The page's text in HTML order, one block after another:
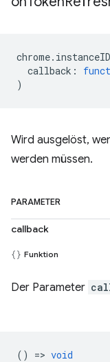
chrome. instanceID
callback :
)
Wird ausgelöst,
werden müssen.
PARAMETER
callback
Funktion
Der Parameter
() => void